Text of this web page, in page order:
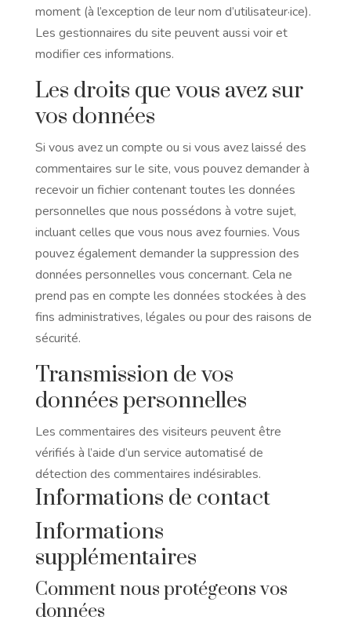
moment (à l’exception de leur nom d’utilisateur·ice).
Les gestionnaires du site peuvent aussi voir et
modifier ces informations.
Les droits que vous avez sur
vos données
Si vous avez un compte ou si vous avez laissé des
commentaires sur le site, vous pouvez demander à
recevoir un fichier contenant toutes les données
personnelles que nous possédons à votre sujet,
incluant celles que vous nous avez fournies. Vous
pouvez également demander la suppression des
données personnelles vous concernant. Cela ne
prend pas en compte les données stockées à des
fins administratives, légales ou pour des raisons de
sécurité.
Transmission de vos
données personnelles
Les commentaires des visiteurs peuvent être
vérifiés à l’aide d’un service automatisé de
détection des commentaires indésirables.
Informations de contact
Informations
supplémentaires
Comment nous protégeons vos
données